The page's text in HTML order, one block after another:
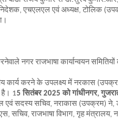
एचएलएल एवं अध्यक्ष, टोलिक
नगर राजभाषा कार्यान्वयन
कार्य करने के उपलक्ष्य में नरकास
है। 15 सितंबर 2025 को गांधीनगर,
सदस्य सचिव, नराकास (उपक्रम) ने,
राजभाषा विभाग, गृह मंत्रालय,